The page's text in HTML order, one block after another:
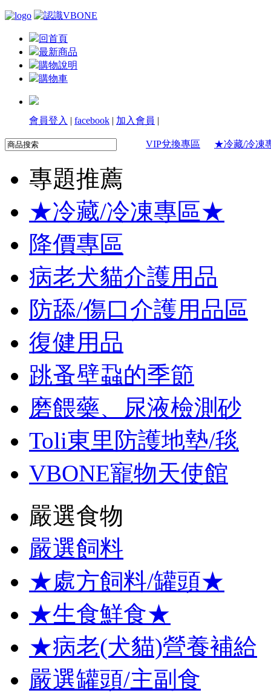
回首頁
最新商品
購物說明
購物車
會員登入 | facebook | 加入會員 |
VIP兌換專區 ★冷藏/冷凍
專題推薦
★冷藏/冷凍專區★
降價專區
病老犬貓介護用品
防舔/傷口介護用品區
復健用品
跳蚤壁蝨的季節
磨餵藥、尿液檢測砂
Toli東里防護地墊/毯
VBONE寵物天使館
嚴選食物
嚴選飼料
★處方飼料/罐頭★
★生食鮮食★
★病老(犬貓)營養補給
嚴選罐頭/主副食